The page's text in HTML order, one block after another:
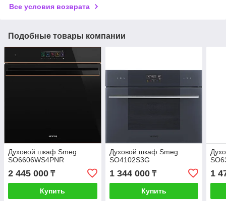
Все условия возврата
Подобные товары компании
Духовой шкаф Smeg
SO6606WS4PNR
2 445 000 ₸
Купить
Духовой шкаф Smeg
SO4102S3G
1 344 000₸
Купить
1